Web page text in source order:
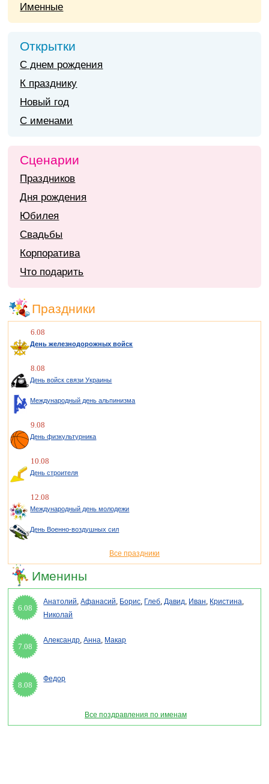
Именные
Открытки
С днем рождения
К празднику
Новый год
С именами
Сценарии
Праздников
Дня рождения
Юбилея
Свадьбы
Корпоратива
Что подарить
Праздники
6.08
День железнодорожных войск
8.08
День войск связи Украины
Международный день альпинизма
9.08
День физкультурника
10.08
День строителя
12.08
Международный день молодежи
День Военно-воздушных сил
Все праздники
Именины
6.08
Анатолий,Афанасий, Борис, Глеб,Давид, Иван, Кристина,
Николай
7.08
Александр,Анна, Макар
8.08
Федор
Все поздравления по именам